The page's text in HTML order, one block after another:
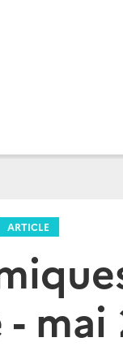
ARTICLE
mai